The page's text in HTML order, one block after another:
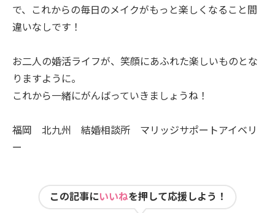
で、これからの毎日のメイクがもっと楽しくなること間
違いなしです！
お二人の婚活ライフが、笑顔にあふれた楽しいものとな
りますように。
これから一緒にがんばっていきましょうね！
福岡 北九州 結婚相談所 マリッジサポートアイベリ
ー
この記事にいいねを押して応援しよう！